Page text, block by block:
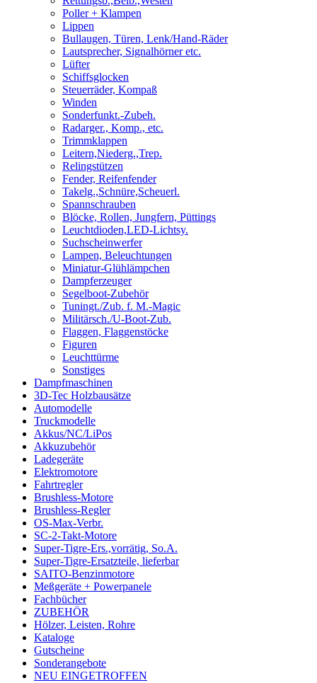
Poller + Klampen
Lippen
Bullaugen, Türen, Lenk/Hand-Räder
Lautsprecher, Signalhörner etc.
Lüfter
Schiffsglocken
Steuerräder, Kompaß
Winden
Sonderfunkt.-Zubeh.
Radarger., Komp., etc.
Trimmklappen
Leitern,Niederg.,Trep.
Relingstützen
Fender, Reifenfender
Takelg.,Schnüre,Scheuerl.
Spannschrauben
Blöcke, Rollen, Jungfern, Püttings
Leuchtdioden,LED-Lichtsy.
Suchscheinwerfer
Lampen, Beleuchtungen
Miniatur-Glühlämpchen
Dampferzeuger
Segelboot-Zubehör
Tuningt./Zub. f. M.-Magic
Militärsch./U-Boot-Zub.
Flaggen, Flaggenstöcke
Figuren
Leuchttürme
Sonstiges
Dampfmaschinen
3D-Tec Holzbausätze
Automodelle
Truckmodelle
Akkus/NC/LiPos
Akkuzubehör
Ladegeräte
Elektromotore
Fahrtregler
Brushless-Motore
Brushless-Regler
OS-Max-Verbr.
SC-2-Takt-Motore
Super-Tigre-Ers.,vorrätig, So.A.
Super-Tigre-Ersatzteile, lieferbar
SAITO-Benzinmotore
Meßgeräte + Powerpanele
Fachbücher
ZUBEHÖR
Hölzer, Leisten, Rohre
Kataloge
Gutscheine
Sonderangebote
NEU EINGETROFFEN